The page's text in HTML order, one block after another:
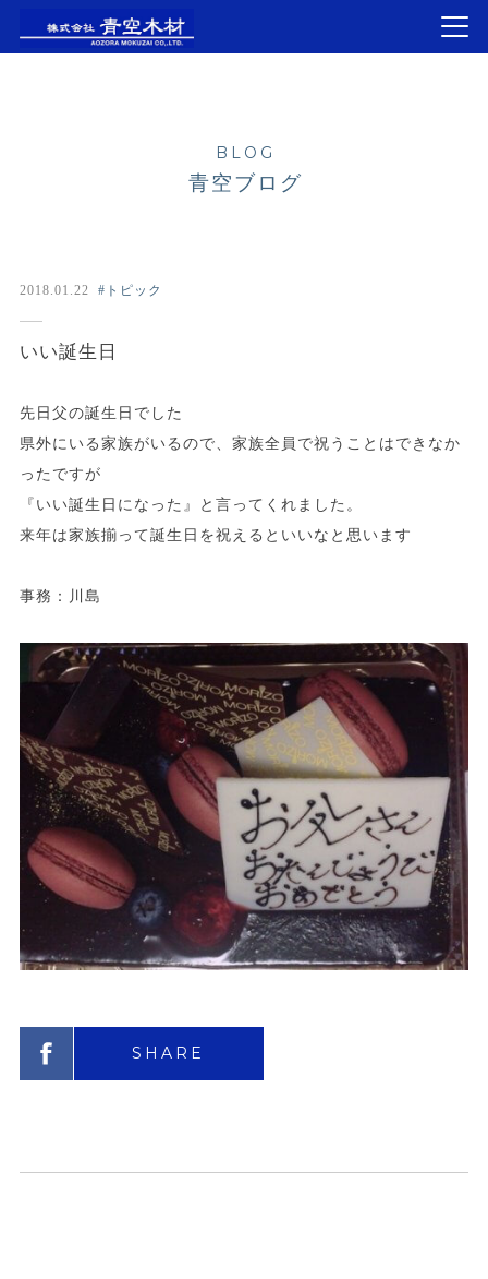
BLOG
青空ブログ
2018.01.22 #トピック
いい誕生日
先日父の誕生日でした
県外にいる家族がいるので、家族全員で祝うことはできなか
ったですが
『いい誕生日になった』と言ってくれました。
来年は家族揃って誕生日を祝えるといいなと思います
事務：川島
SHARE